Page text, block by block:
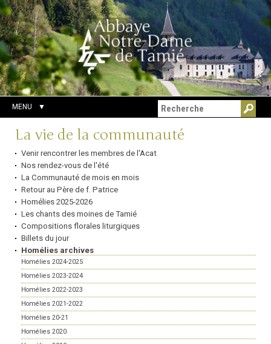
Aller
au
contenu.
|
Aller
à
la
navigation
Outils
personnels
Chercher par
Recherche
avancée…
MENU
Navigation
La vie de la communauté
Venir rencontrer les membres de l'Acat
Nos rendez-vous de l'été
La Communauté de mois en mois
Retour au Père de f. Patrice
Homélies 2025-2026
Les chants des moines de Tamié
Compositions florales liturgiques
Billets du jour
Homélies archives
Homélies 2024-2025
Homélies 2023-2024
Homélies 2022-2023
Homélies 2021-2022
Homélies 20-21
Homélies 2020